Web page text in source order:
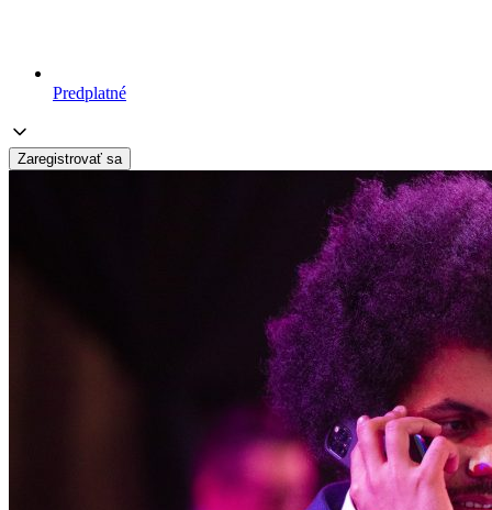
Predplatné
Zaregistrovať sa